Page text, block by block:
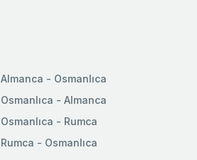
Almanca - Osmanlıca
Osmanlıca - Almanca
Osmanlıca - Rumca
Rumca - Osmanlıca